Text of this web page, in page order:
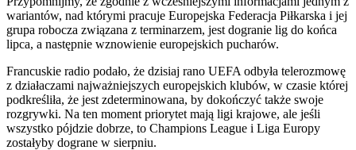
wariantów, nad którymi pracuje Europejska Federacja Piłkarska i jej
grupa robocza związana z terminarzem, jest dogranie lig do końca
lipca, a następnie wznowienie europejskich pucharów.
Francuskie radio podało, że dzisiaj rano UEFA odbyła telerozmowę
z działaczami najważniejszych europejskich klubów, w czasie której
podkreśliła, że jest zdeterminowana, by dokończyć także swoje
rozgrywki. Na ten moment priorytet mają ligi krajowe, ale jeśli
wszystko pójdzie dobrze, to Champions League i Liga Europy
zostałyby dograne w sierpniu.